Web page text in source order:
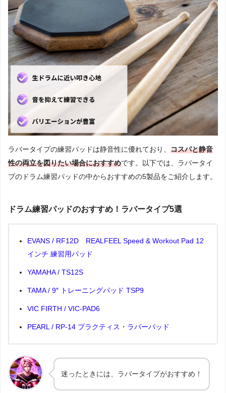
ラバータイプの練習パッドは静音性に優れており、 コスパと静音
性の両立を図りたい場合におすすめです。以下では、ラバータイ
プのドラム練習パッドの中からおすすめの5製品をご紹介します。
ドラム練習パッドのおすすめ！ラバータイプ5選
EVANS / RF12D REALFEEL Speed & Workout Pad 12
インチ 練習用パッド
YAMAHA / TS12S
TAMA / 9″ トレーニングパッド TSP9
VIC FIRTH / VIC-PAD6
PEARL / RP-14 プラクティス・ラバーパッド
迷ったときには、ラバータイプがおすすめ！